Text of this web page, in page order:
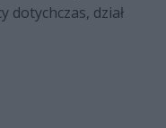
dotychczas, dział